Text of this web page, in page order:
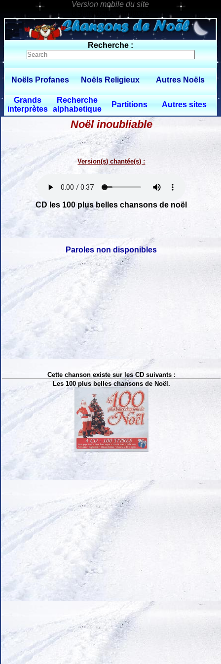
0 $limitbot 1 $limittot 2
Recherche :
Noëls Profanes Noëls Religieux Autres Noëls
Grands
interprètes
Recherche
alphabetique
Partitions Autres sites
Noël inoubliable
Version(s) chantée(s) :
CD les 100 plus belles chansons de noël
Paroles non disponibles
Cette chanson existe sur les CD suivants :
Les 100 plus belles chansons de Noël.